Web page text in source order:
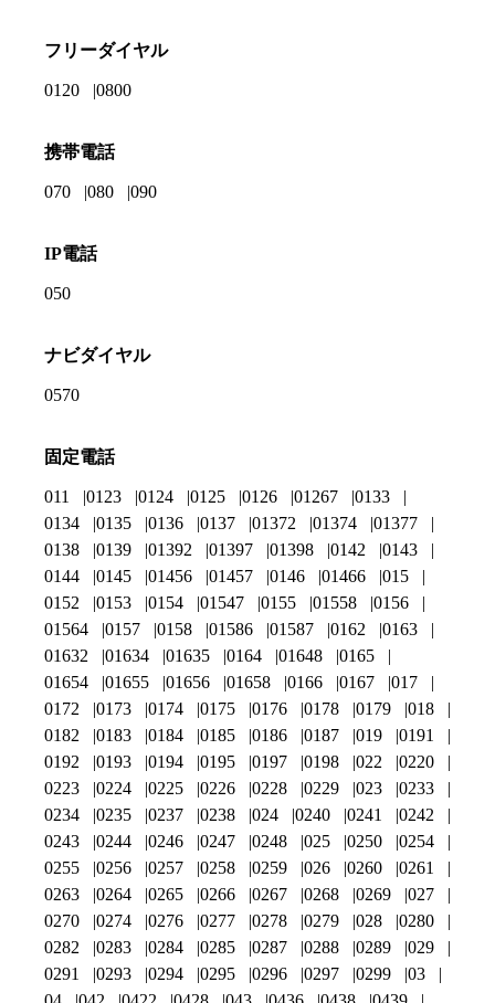
フリーダイヤル
0120 0800
携帯電話
070 080 090
IP電話
050
ナビダイヤル
0570
固定電話
011 0123 0124 0125 0126 01267
0133
0134
0135 0136 0137 01372 01374
01377
0138
0139 01392 01397 01398 0142
0143
0144
0145 01456 01457 0146 01466
015
0152
0153 0154 01547 0155 01558
0156
01564
0157 0158 01586 01587 0162
0163
01632
01634 01635 0164 01648
0165
01654
01655 01656 01658 0166 0167
017
0172
0173 0174 0175 0176 0178 0179
018
0182
0183 0184 0185 0186 0187 019
0191
0192
0193 0194 0195 0197 0198 022
0220
0223
0224 0225 0226 0228 0229 023
0233
0234
0235 0237 0238 024 0240 0241
0242
0243
0244 0246 0247 0248 025 0250
0254
0255
0256 0257 0258 0259 026 0260
0261
0263
0264 0265 0266 0267 0268 0269
027
0270
0274 0276 0277 0278 0279 028
0280
0282
0283 0284 0285 0287 0288 0289
029
0291
0293 0294 0295 0296 0297 0299
03